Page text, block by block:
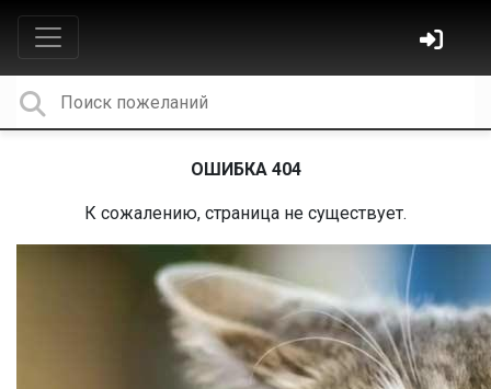
ОШИБКА 404
К сожалению, страница не существует.